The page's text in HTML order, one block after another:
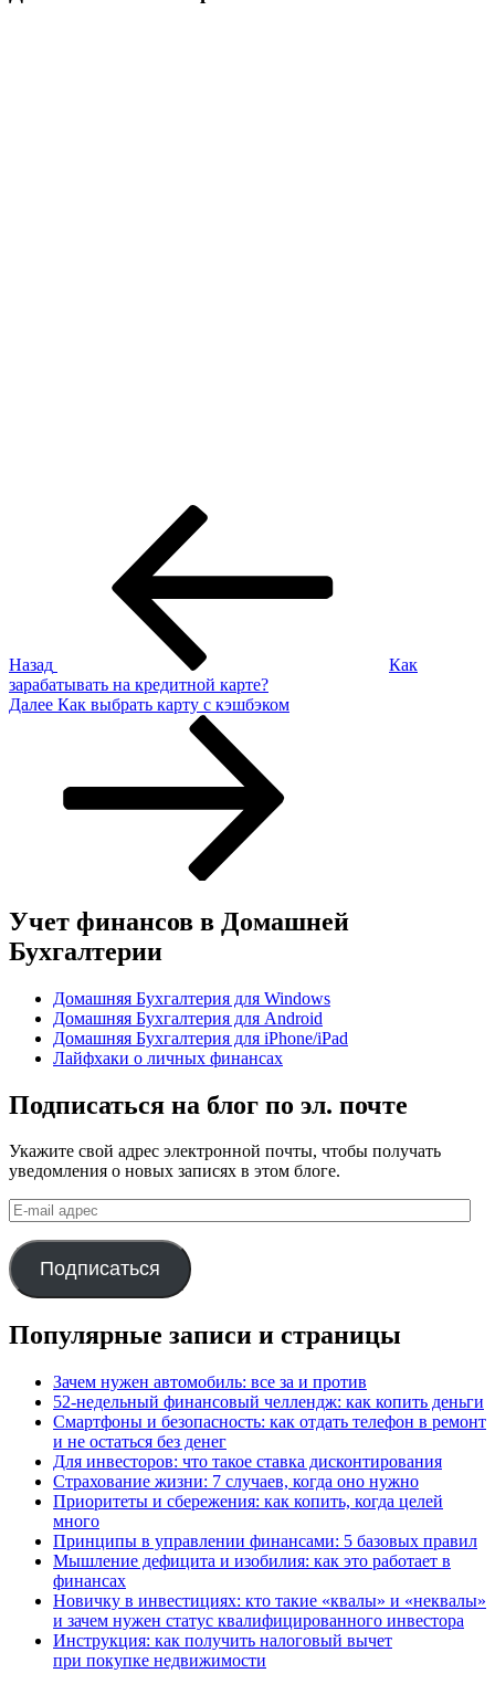
Назад
Как
зарабатывать на кредитной карте?
Следующая
Далее Как выбрать карту с кэшбэком
Учет финансов в Домашней
Бухгалтерии
Домашняя Бухгалтерия для Windows
Домашняя Бухгалтерия для Android
Домашняя Бухгалтерия для iPhone/iPad
Лайфхаки о личных финансах
Подписаться на блог по эл. почте
Укажите свой адрес электронной почты, чтобы получать
уведомления о новых записях в этом блоге.
E-
mail
адрес
Подписаться
Популярные записи и страницы
Зачем нужен автомобиль: все за и против
52-недельный финансовый челлендж: как копить деньги
Смартфоны и безопасность: как отдать телефон в ремонт
и не остаться без денег
Для инвесторов: что такое ставка дисконтирования
Страхование жизни: 7 случаев, когда оно нужно
Приоритеты и сбережения: как копить, когда целей
много
Принципы в управлении финансами: 5 базовых правил
Мышление дефицита и изобилия: как это работает в
финансах
Новичку в инвестициях: кто такие «квалы» и «неквалы»
и зачем нужен статус квалифицированного инвестора
Инструкция: как получить налоговый вычет
при покупке недвижимости